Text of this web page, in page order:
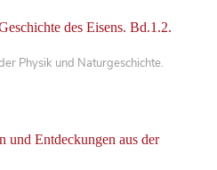
des Eisens. Bd.1.2.
Physik und Naturgeschichte.
und Entdeckungen aus der